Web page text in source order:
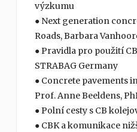
výzkumu
● Next generation
Roads, Barbara
● Pravidla pro použití
STRABAG Germany
● Concrete pavements
Prof. Anne Beeldens,
● Polní cesty s CB
● CBK a komunikace